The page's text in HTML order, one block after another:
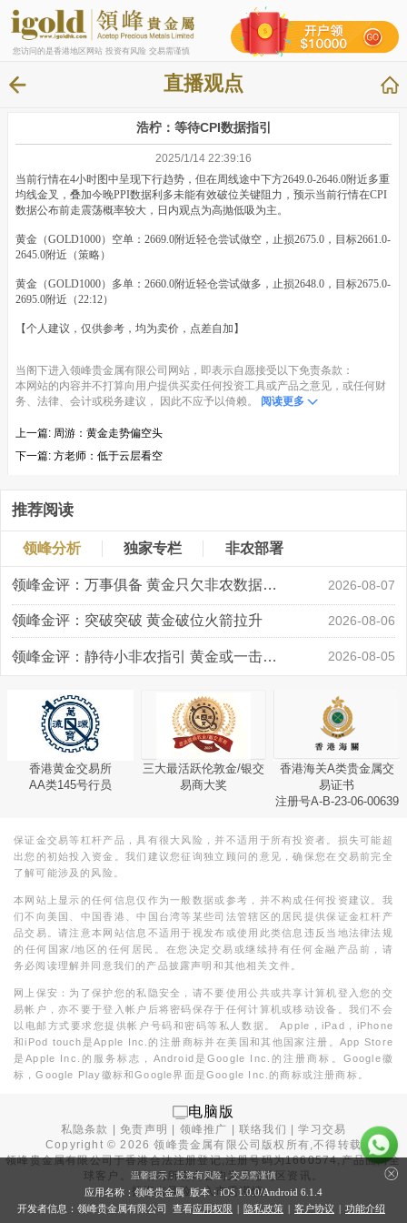
您访问的是香港地区网站 投资有风险 交易需谨慎
直播观点
浩柠：等待CPI数据指引
2025/1/14 22:39:16
当前行情在4小时图中呈现下行趋势，但在周线途中下方2649.0-2646.0附近多重
均线金叉，叠加今晚PPI数据利多未能有效破位关键阻力，预示当前行情在CPI
数据公布前走震荡概率较大，日内观点为高抛低吸为主。
黄金（GOLD1000）空单：2669.0附近轻仓尝试做空，止损2675.0，目标2661.0-
2645.0附近（策略）
黄金（GOLD1000）多单：2660.0附近轻仓尝试做多，止损2648.0，目标2675.0-
2695.0附近（22:12）
【个人建议，仅供参考，均为卖价，点差自加】
当阁下进入领峰贵金属有限公司网站，即表示自愿接受以下免责条款：
本网站的内容并不打算向用户提供买卖任何投资工具或产品之意见，或任何财
务、法律、会计或税务建议， 因此不应予以倚赖。
阅读更多
上一篇: 周游：黄金走势偏空头
下一篇: 方老师：低于云层看空
推荐阅读
领峰分析 独家专栏 非农部署
领峰金评：万事俱备 黄金只欠非农数据“东风” 2026-08-07
领峰金评：突破突破 黄金破位火箭拉升 2026-08-06
领峰金评：静待小非农指引 黄金或一击破局 2026-08-05
香港黄金交易所
AA类145号行员
三大最活跃伦敦金/银交
易商大奖
香港海关A类贵金属交
易证书
注册号A-B-23-06-00639
保证金交易等杠杆产品，具有很大风险，并不适用于所有投资者。损失可能超
出您的初始投入资金。我们建议您征询独立顾问的意见，确保您在交易前完全
了解可能涉及的风险。
本网站上显示的任何信息仅作为一般数据或参考，并不构成任何投资建议。我
们不向美国、中国香港、中国台湾等某些司法管辖区的居民提供保证金杠杆产
品交易。请注意本网站信息不适用于视发布或使用此类信息违反当地法律法规
的任何国家/地区的任何居民。在您决定交易或继续持有任何金融产品前，请
务必阅读理解并同意我们的产品披露声明和其他相关文件。
网上保安：为了保护您的私隐安全，请不要使用公共或共享计算机登入您的交
易帐户，亦不要于登入帐户后将密码保存于任何计算机或移动设备。我们不会
以电邮方式要求您提供帐户号码和密码等私人数据。 Apple，iPad，iPhone
和iPod touch是Apple Inc.的注册商标并在美国和其他国家注册。App Store
是Apple Inc.的服务标志，Android是Google Inc.的注册商标。Google徽
标，Google Play徽标和Google界面是Google Inc.的商标或注册商标。
电脑版
私隐条款 |免责声明 领峰推广 |联络我们 |学习交易
Copyright ©2026 领峰贵金属有限公司版权所有,不得转载
领峰贵金属有限公司于香港合法注册登记,注册号码为1660574,产品面向全
球客户。本站内所有内容均为香港地区资讯。
投资有风险，入市需谨慎。
温馨提示：投资有风险，交易需谨慎
应用名称：领峰贵金属 版本：iOS 1.0.0/Android 6.1.4
开发者信息：领峰贵金属有限公司 查看应用权限 | 隐私政策 | 客户协议 | 功能介绍